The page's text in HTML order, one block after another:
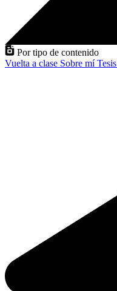
Por tipo de contenido
Vuelta a clase Sobre míTesis